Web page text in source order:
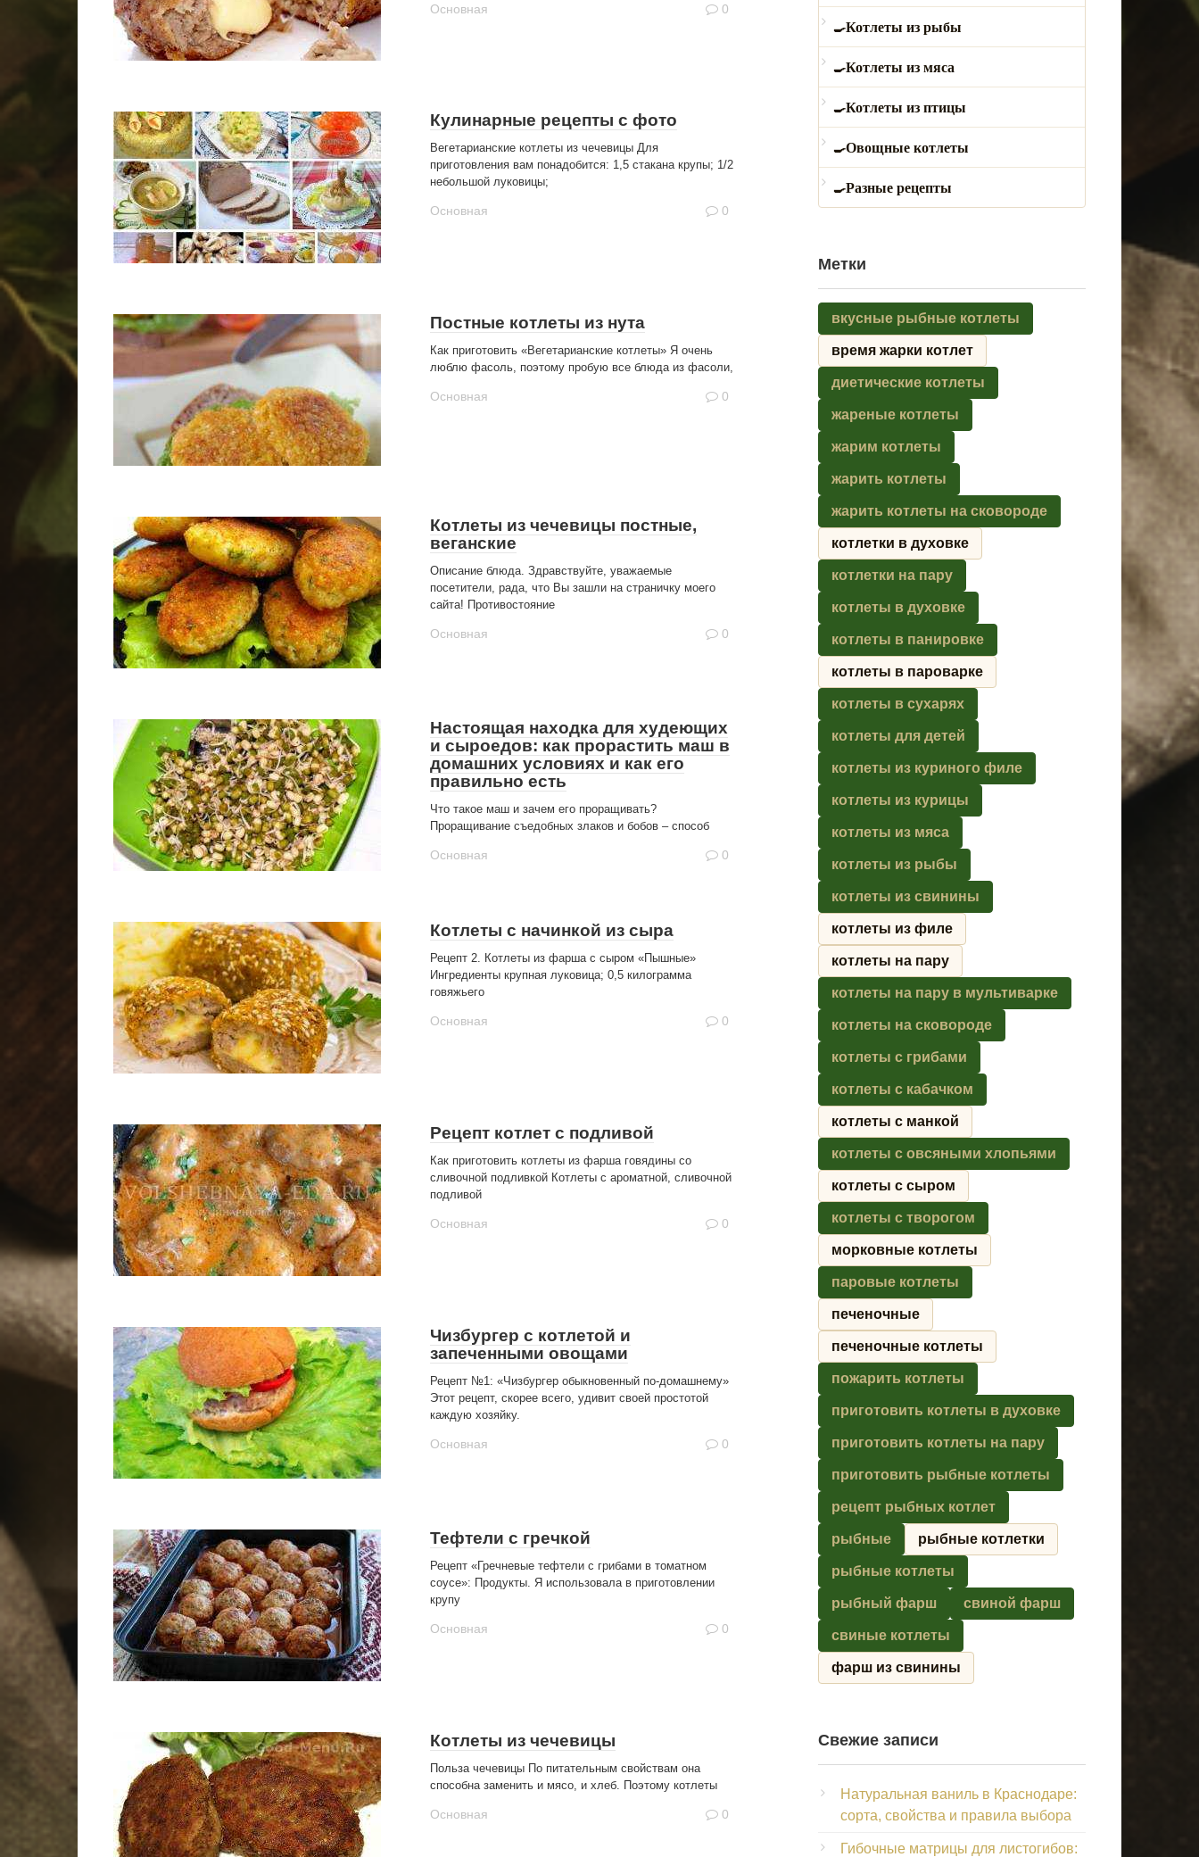
Основная 0
Кулинарные рецепты с фото
Вегетарианские котлеты из чечевицы Для
приготовления вам понадобится: 1,5 стакана крупы; 1/2
небольшой луковицы;
Основная 0
Постные котлеты из нута
Как приготовить «Вегетарианские котлеты» Я очень
люблю фасоль, поэтому пробую все блюда из фасоли,
Основная 0
Котлеты из чечевицы постные,
веганские
Описание блюда. Здравствуйте, уважаемые
посетители, рада, что Вы зашли на страничку моего
сайта! Противостояние
Основная 0
Настоящая находка для худеющих
и сыроедов: как прорастить маш в
домашних условиях и как его
правильно есть
Что такое маш и зачем его проращивать?
Проращивание съедобных злаков и бобов – способ
Основная 0
Котлеты с начинкой из сыра
Рецепт 2. Котлеты из фарша с сыром «Пышные»
Ингредиенты крупная луковица; 0,5 килограмма
говяжьего
Основная 0
Рецепт котлет с подливой
Как приготовить котлеты из фарша говядины со
сливочной подливкой Котлеты с ароматной, сливочной
подливой
Основная 0
Чизбургер с котлетой и
запеченными овощами
Рецепт №1: «Чизбургер обыкновенный по-домашнему»
Этот рецепт, скорее всего, удивит своей простотой
каждую хозяйку.
Основная 0
Тефтели с гречкой
Рецепт «Гречневые тефтели с грибами в томатном
соусе»: Продукты. Я использовала в приготовлении
крупу
Основная 0
Котлеты из чечевицы
Польза чечевицы По питательным свойствам она
способна заменить и мясо, и хлеб. Поэтому котлеты
Основная 0
Котлеты из рыбы
Котлеты из мяса
Котлеты из птицы
Овощные котлеты
Разные рецепты
Метки
вкусные рыбные котлеты
время жарки котлет
диетические котлеты
жареные котлеты
жарим котлеты
жарить котлеты
жарить котлеты на сковороде
котлетки в духовке
котлетки на пару
котлеты в духовке
котлеты в панировке
котлеты в пароварке
котлеты в сухарях
котлеты для детей
котлеты из куриного филе
котлеты из курицы
котлеты из мяса
котлеты из рыбы
котлеты из свинины
котлеты из филе
котлеты на пару
котлеты на пару в мультиварке
котлеты на сковороде
котлеты с грибами
котлеты с кабачком
котлеты с манкой
котлеты с овсяными хлопьями
котлеты с сыром
котлеты с творогом
морковные котлеты
паровые котлеты
печеночные
печеночные котлеты
пожарить котлеты
приготовить котлеты в духовке
приготовить котлеты на пару
приготовить рыбные котлеты
рецепт рыбных котлет
рыбные рыбные котлетки
рыбные котлеты
рыбный фарш свиной фарш
свиные котлеты
фарш из свинины
Свежие записи
Натуральная ваниль в Краснодаре:
сорта, свойства и правила выбора
Гибочные матрицы для листогибов: